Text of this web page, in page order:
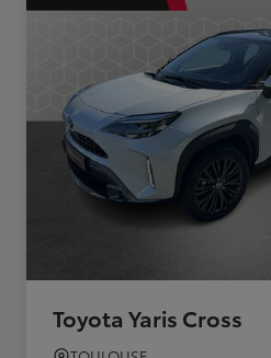
Toyota Yaris Cross